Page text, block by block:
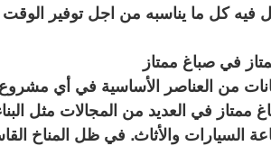
فيه كل ما يناسبه من اجل توفير
في صباغ ممتاز
من العناصر الأساسية في أي
في العديد من المجالات مثل
السيارات والأثاث. في ظل المناخ